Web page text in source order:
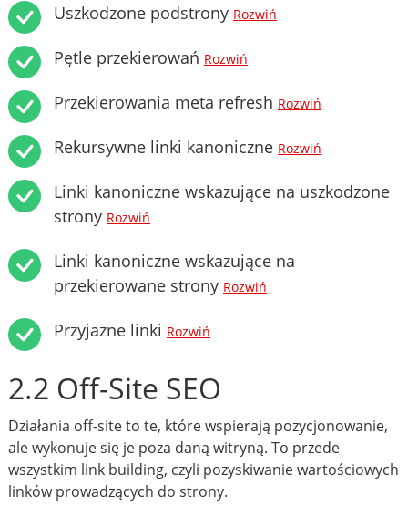
Uszkodzone podstrony Rozwiń
Pętle przekierowań Rozwiń
Przekierowania meta refresh Rozwiń
Rekursywne linki kanoniczne Rozwiń
Linki kanoniczne wskazujące na uszkodzone
strony Rozwiń
Linki kanoniczne wskazujące na
przekierowane strony Rozwiń
Przyjazne linki Rozwiń
2.2 Off-Site SEO
Działania off-site to te, które wspierają pozycjonowanie,
ale wykonuje się je poza daną witryną. To przede
wszystkim link building, czyli pozyskiwanie wartościowych
linków prowadzących do strony.